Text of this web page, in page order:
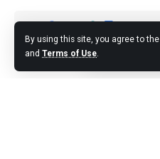
By using this site, you agree to the
and Terms of Use.
Agus Leo